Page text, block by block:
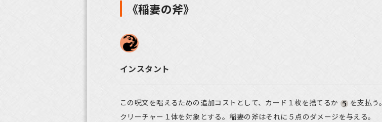
《稲妻の斧》
インスタント
この呪文を唱えるための追加コストとして、カード１枚を捨てるか
を支払う。
クリーチャー１体を対象とする。稲妻の斧はそれに５点のダメージを与える。